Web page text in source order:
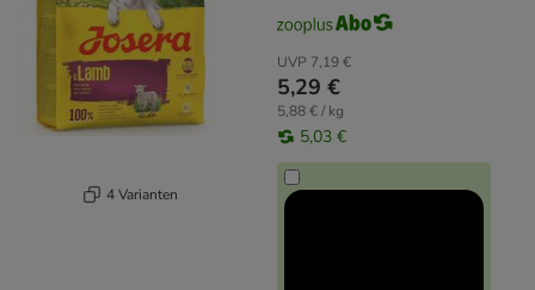
4 Varianten
UVP 7,19 €
5,29 €
5,88 € / kg
5,03 €